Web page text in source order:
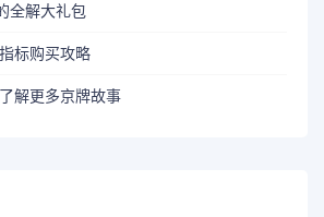
全解大礼包
标购买攻略
解更多京牌故事